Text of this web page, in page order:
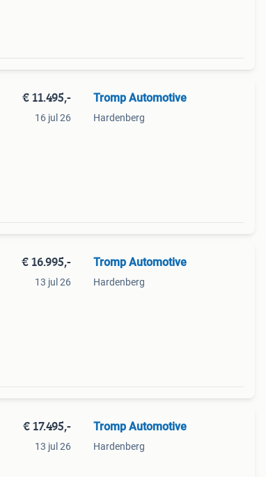
€ 11.495,-
16 jul 26
Tromp Automotive
Hardenberg
€ 16.995,-
13 jul 26
Tromp Automotive
Hardenberg
€ 17.495,-
13 jul 26
Tromp Automotive
Hardenberg